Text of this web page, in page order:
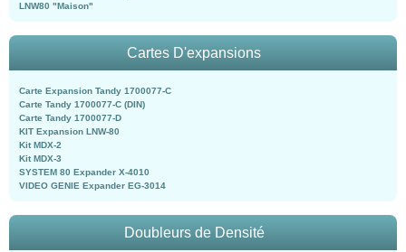
LNW80 "Maison"
Cartes D'expansions
Carte Expansion Tandy 1700077-C
Carte Tandy 1700077-C (DIN)
Carte Tandy 1700077-D
KIT Expansion LNW-80
Kit MDX-2
Kit MDX-3
SYSTEM 80 Expander X-4010
VIDEO GENIE Expander EG-3014
Doubleurs de Densité